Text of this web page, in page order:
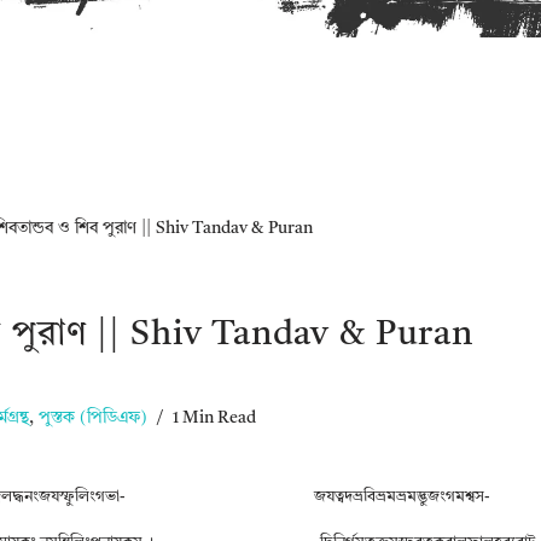
ও শিব পুরাণ || Shiv Tandav & Puran
পুরাণ || Shiv Tandav & Puran
, পুস্তক (পিডিএফ) 1 Min Read
জযত্বদভ্রবিভ্রমভ্রমদ্ভুজংগমশ্বস-